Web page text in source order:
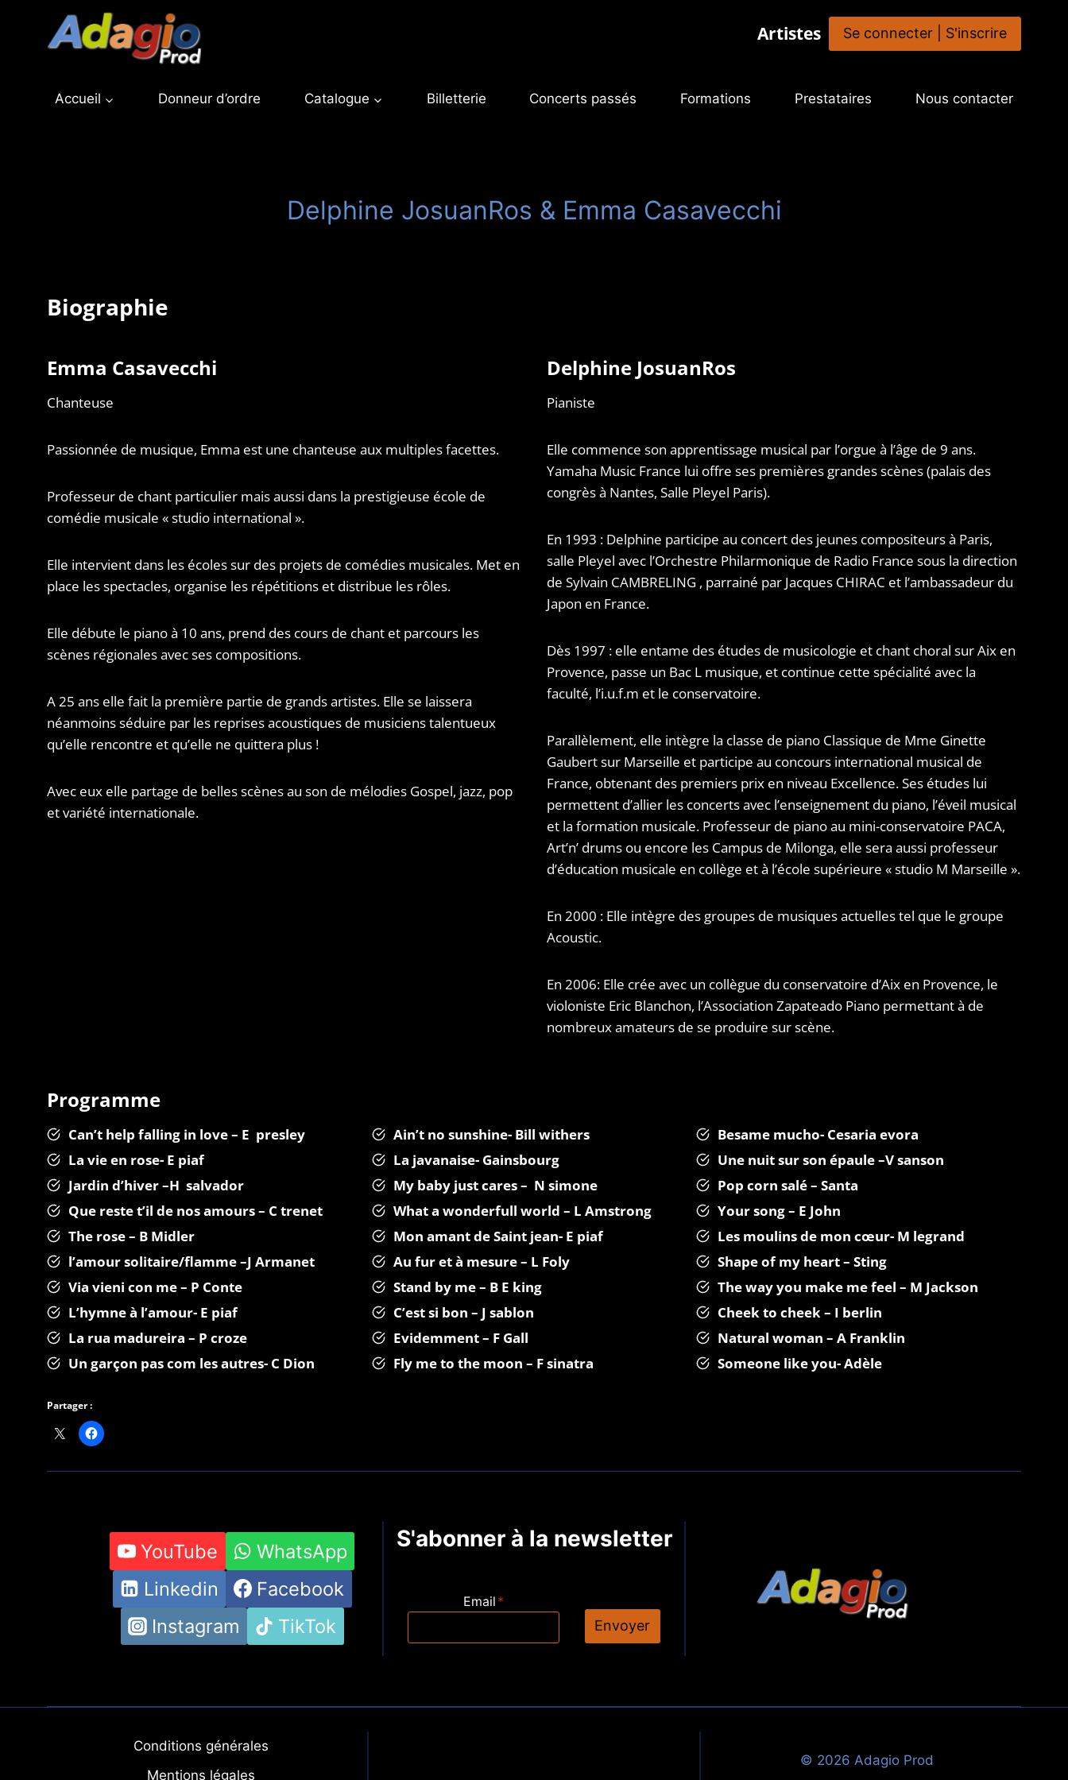
contenu
Artistes Se connecter | S'inscrire
Accueil Donneur d’ordre Catalogue Billetterie Concerts passés Formations Prestataires Nous contacter
Delphine JosuanRos & Emma Casavecchi
Biographie
Emma Casavecchi
Chanteuse
Passionnée de musique, Emma est une chanteuse aux multiples facettes.
Professeur de chant particulier mais aussi dans la prestigieuse école de
comédie musicale « studio international ».
Elle intervient dans les écoles sur des projets de comédies musicales. Met en
place les spectacles, organise les répétitions et distribue les rôles.
Elle débute le piano à 10 ans, prend des cours de chant et parcours les
scènes régionales avec ses compositions.
A 25 ans elle fait la première partie de grands artistes. Elle se laissera
néanmoins séduire par les reprises acoustiques de musiciens talentueux
qu’elle rencontre et qu’elle ne quittera plus !
Avec eux elle partage de belles scènes au son de mélodies Gospel, jazz, pop
et variété internationale.
Delphine JosuanRos
Pianiste
Elle commence son apprentissage musical par l’orgue à l’âge de 9 ans.
Yamaha Music France lui offre ses premières grandes scènes (palais des
congrès à Nantes, Salle Pleyel Paris).
En 1993 : Delphine participe au concert des jeunes compositeurs à Paris,
salle Pleyel avec l’Orchestre Philarmonique de Radio France sous la direction
de Sylvain CAMBRELING , parrainé par Jacques CHIRAC et l’ambassadeur du
Japon en France.
Dès 1997 : elle entame des études de musicologie et chant choral sur Aix en
Provence, passe un Bac L musique, et continue cette spécialité avec la
faculté, l’i.u.f.m et le conservatoire.
Parallèlement, elle intègre la classe de piano Classique de Mme Ginette
Gaubert sur Marseille et participe au concours international musical de
France, obtenant des premiers prix en niveau Excellence. Ses études lui
permettent d’allier les concerts avec l’enseignement du piano, l’éveil musical
et la formation musicale. Professeur de piano au mini-conservatoire PACA,
Art’n’ drums ou encore les Campus de Milonga, elle sera aussi professeur
d’éducation musicale en collège et à l’école supérieure « studio M Marseille ».
En 2000 : Elle intègre des groupes de musiques actuelles tel que le groupe
Acoustic.
En 2006: Elle crée avec un collègue du conservatoire d’Aix en Provence, le
violoniste Eric Blanchon, l’Association Zapateado Piano permettant à de
nombreux amateurs de se produire sur scène.
Programme
Can’t help falling in love – E presley Ain’t no sunshine- Bill withers
Besame mucho- Cesaria evora
La vie en rose- E piaf
La javanaise- Gainsbourg
Une nuit sur son épaule –V sanson
Jardin d’hiver –H salvador
My baby just cares – N simone
Pop corn salé – Santa
Que reste t’il de nos amours – C trenet
What a wonderfull world – L Amstrong
Your song – E John
The rose – B Midler
Mon amant de Saint jean- E piaf
Les moulins de mon cœur- M legrand
l’amour solitaire/flamme –J Armanet
Au fur et à mesure – L Foly
Shape of my heart – Sting
Via vieni con me – P Conte
Stand by me – B E king
The way you make me feel – M Jackson
L’hymne à l’amour- E piaf
C’est si bon – J sablon
Cheek to cheek – I berlin
La rua madureira – P croze
Evidemment – F Gall
Natural woman – A Franklin
Un garçon pas com les autres- C Dion
Fly me to the moon – F sinatra Someone like you- Adèle
Partager :
YouTube
WhatsApp
Linkedin
Facebook
Instagram
TikTok
S'abonner à la newsletter
Email *
Envoyer
Conditions générales
Mentions légales
© 2026 Adagio Prod